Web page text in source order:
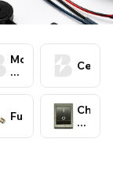
Motori
di
trazione
e
sterzo
Fusibili
Chiavi
di